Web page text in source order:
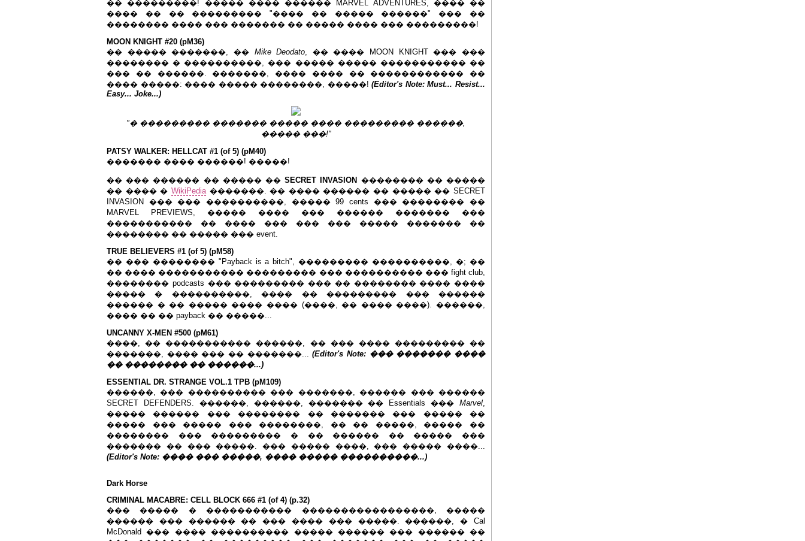
�� ���������! ����� ���� ������ MARVEL ADVENTURES, ���� ��
���� �� �� ��������� "���� �� ����� ������" ��� ��
�������� ���� ��� ������� �� ����� ���� ��� ���������!
MOON KNIGHT #20 (pM36)
�� ����� �������, �� Mike Deodato, �� ���� MOON KNIGHT ��� ���
�������� � ����������, ��� ����� ����� ����������� ��
��� �� ������. �������, ���� ���� �� ������������ ��
���� �����: ���� ����� ��������, �����!(Editor's Note: Must... Resist...
Easy... Joke...)
"� ��������� ������� ����� ���� ��������� ������,
����� ���!"
PATSY WALKER: HELLCAT #1 (of 5) (pM40)
������� ���� ������! �����!
�� ��� ������ �� ����� ��SECRET INVASION �������� �� �����
�� ���� � WikiPedia�������. �� ���� ������ �� ����� �� SECRET
INVASION ��� ��� ����������, ����� 99 cents ��� �������� ��
MARVEL PREVIEWS, ����� ���� ��� ������ ������� ���
����������� �� ���� ��� ��� ��� ����� ������� ��
�������� �� ����� ��� event.
TRUE BELIEVERS #1 (of 5) (pM58)
�� ��� �������� "Payback is a bitch", ��������� ����������, �; ��
�� ���� ����������� ��������� ��� ���������� ��� fight club,
�������� podcasts ��� ��������� ��� �� �������� ���� ����
����� � ����������, ���� �� ��������� ��� ������
������ � �� ����� ���� ���� (����, �� ���� ����). ������,
���� �� �� payback �� �����...
UNCANNY X-MEN #500 (pM61)
����, �� ����������� ������, �� ��� ���� ��������� ��
�������, ���� ��� �� �������...(Editor's Note: ��� ������� ����
�� �������� �� ������...)
ESSENTIAL DR. STRANGE VOL.1 TPB (pM109)
������, ��� ���������� ��� �������, ������ ��� ������
SECRET DEFENDERS. ������, ������, ������� �� Essentials ��� Marvel,
����� ������ ��� �������� �� ������� ��� ����� ��
����� ��� ����� ��� ��������, �� �� �����, ����� ��
�������� ��� ��������� � �� ������ �� ����� ���
������� �� ��� �����. ��� ����� ����, ��� ����� ����...
(Editor's Note: ���� ��� �����, ���� ����� ����������...)
Dark Horse
CRIMINAL MACABRE: CELL BLOCK 666 #1 (of 4) (p.32)
��� ����� � ����������� �����������������, �����
������ ��� ������ �� ��� ���� ��� �����. ������, � Cal
McDonald ��� ���� ���������� ����� ������ ��� ������ ��